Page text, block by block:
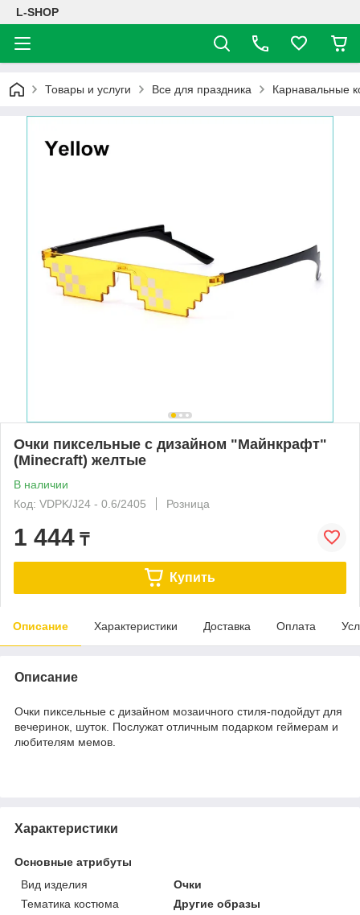
L-SHOP
Товары и услуги Все для праздника Карнавальные
Очки пиксельные с дизайном "Майнкрафт"
(Minecraft) желтые
В наличии
Код: VDPK/J24 - 0.6/2405
Розница
1 444 ₸
Купить
Описание Характеристики Доставка Оплата
Описание
Очки пиксельные с дизайном мозаичного стиля-подойдут для
вечеринок, шуток. Послужат отличным подарком геймерам и
любителям мемов.
Характеристики
Основные атрибуты
Вид изделия
Очки
Тематика костюма
Другие образы